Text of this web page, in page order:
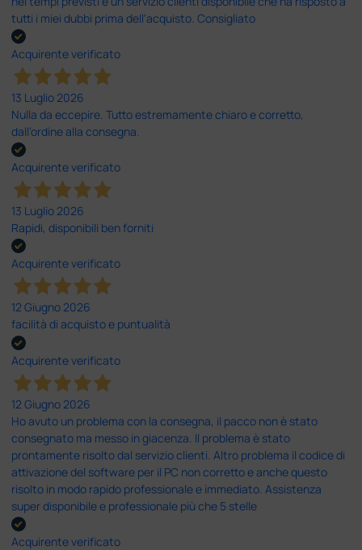
tutti i miei dubbi prima dell'acquisto. Consigliato
Acquirente verificato
13 Luglio 2026
Nulla da eccepire. Tutto estremamente chiaro e corretto,
dall’ordine alla consegna.
Acquirente verificato
13 Luglio 2026
Rapidi, disponibili ben forniti
Acquirente verificato
12 Giugno 2026
facilità di acquisto e puntualità
Acquirente verificato
12 Giugno 2026
Ho avuto un problema con la consegna, il pacco non è stato
consegnato ma messo in giacenza. Il problema è stato
prontamente risolto dal servizio clienti. Altro problema il codice di
attivazione del software per il PC non corretto e anche questo
risolto in modo rapido professionale e immediato. Assistenza
super disponibile e professionale più che 5 stelle
Acquirente verificato